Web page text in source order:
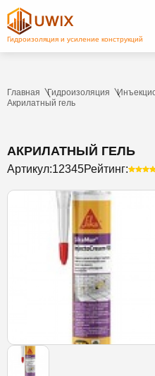
Главная Гидроизоляция
Акрилатный гель
АКРИЛАТНЫЙ ГЕЛЬ
Артикул:12345Рейтинг: